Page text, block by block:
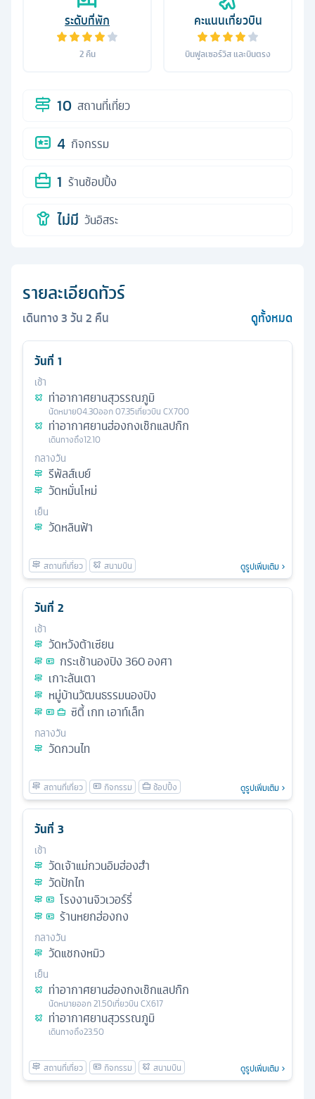
ระดับที่พัก
2คืน
คะแนนเที่ยวบิน
บินฟูลเซอร์วิส และบินตรง
10 สถานที่เที่ยว
4 กิจกรรม
1 ร้านช้อปปิ้ง
ไม่มี วันอิสระ
รายละเอียดทัวร์
เดินทาง3วัน2 คืน ดูทั้งหมด
วันที่ 1
เช้า
ท่าอากาศยานสุวรรณภูมิ
นัดหมาย04.30ออก07.35เที่ยวบิน CX700
ท่าอากาศยานฮ่องกงเช๊กแลปก๊ก
เดินทางถึง12.10
กลางวัน
รีพัลส์เบย์
วัดหมั่นโหม่
เย็น
วัดหลินฟ้า
ดูรูปเพิ่มเติม
วันที่ 2
เช้า
วัดหวังต้าเซียน
กระเช้านองปิง 360 องศา
เกาะลันเตา
หมู่บ้านวัฒนธรรมนองปิง
ซิตี้ เกท เอาท์เล็ท
กลางวัน
วัดกวนไท
ดูรูปเพิ่มเติม
วันที่ 3
เช้า
วัดเจ้าแม่กวนอิมฮ่องฮำ
วัดปักไท
โรงงานจิวเวอร์รี่
ร้านหยกฮ่องกง
กลางวัน
วัดแชกงหมิว
เย็น
ท่าอากาศยานฮ่องกงเช๊กแลปก๊ก
นัดหมายออก21.50เที่ยวบิน CX617
ท่าอากาศยานสุวรรณภูมิ
เดินทางถึง23.50
ดูรูปเพิ่มเติม